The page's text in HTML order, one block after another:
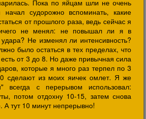
Пока по яйцам шли не очень
судорожно вспоминать, какие
от прошлого раза, ведь сейчас я
не менял: не повышал ли я в
Не изменял ли интенсивность?
было остаться в тех пределах, что
есть от 3 до 8. Но даже привычная сила
которые я много раз терпел по 3
сделают из моих яичек омлет. Я же
всегда с перерывом использовал:
потом отдохну 10-15, затем снова
А тут 10 минут непрерывно!